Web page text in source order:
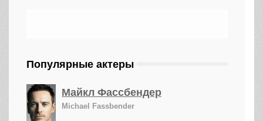
Популярные актеры
Майкл Фассбендер
Michael Fassbender